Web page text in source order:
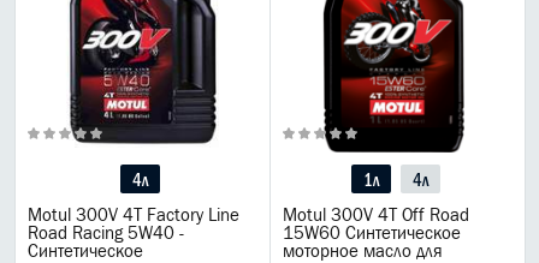
4л
Motul 300V 4T Factory Line
Road Racing 5W40 -
Синтетическое
1л
4л
Motul 300V 4T Off Road
15W60 Синтетическое
моторное масло для